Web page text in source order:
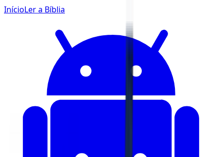
InícioLer a Bíblia